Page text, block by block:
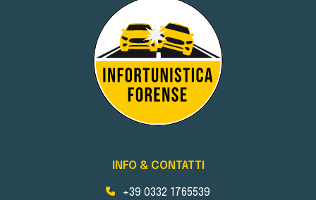
INFO & CONTATTI
+39 0332 1765539